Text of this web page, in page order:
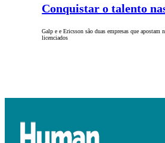
Conquistar o talento
Galp e e Ericsson são duas empresas que apostam
licenciados